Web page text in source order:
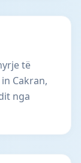
të
Cakran,
nga